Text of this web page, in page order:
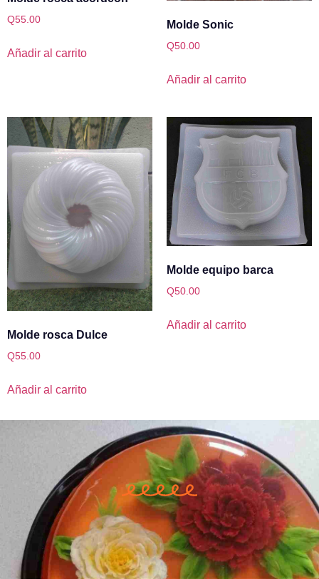
Q55.00
Añadir al carrito
Molde Sonic
Q50.00
Añadir al carrito
Molde rosca Dulce
Q55.00
Añadir al carrito
Molde equipo barca
Q50.00
Añadir al carrito